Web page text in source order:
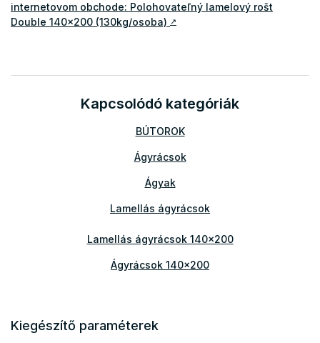
internetovom obchode: Polohovateľný lamelový rošt
Double 140x200 (130kg/osoba) ↗
Kapcsolódó kategóriák
BÚTOROK
Ágyrácsok
Ágyak
Lamellás ágyrácsok
Lamellás ágyrácsok 140x200
Ágyrácsok 140x200
Kiegészítő paraméterek